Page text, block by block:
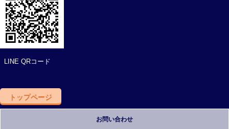
LINE QRコード
トップページ
お問い合わせ